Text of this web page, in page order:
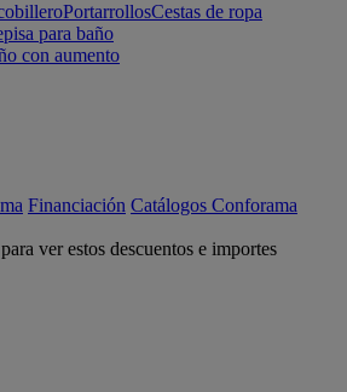
PortarrollosCestas de ropa
para baño
con aumento
Financiación Catálogos Conforama
ver estos descuentos e importes